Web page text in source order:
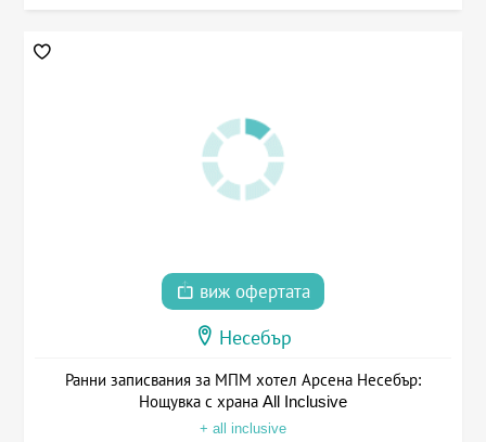
виж офертата
Несебър
Ранни записвания за МПМ хотел Арсена Несебър:
Нощувка с храна All Inclusive
+ all inclusive